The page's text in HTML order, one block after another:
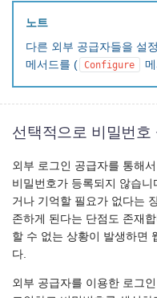
노트
다른 외부 공급자들을 설
메서드를 ( Configure
선택적으로 비밀번호
외부 로그인 공급자를 통해
비밀번호가 등록되지 않습
거나 기억할 필요가 없다는
존하게 된다는 단점도 존재
할 수 없는 상황이 발생하면
다.
외부 공급자를 이용한 로그